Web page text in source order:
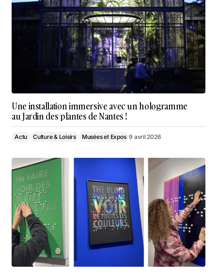
Une installation immersive avec un hologramme
au Jardin des plantes de Nantes !
Actu Culture & Loisirs Musées et Expos 9 avril 2026